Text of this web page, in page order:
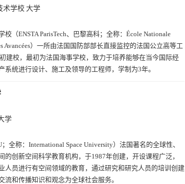
术学校 大学
校（ENSTA ParisTech、巴黎高科；全称：École Nationale
Avancées）一所由法国国防部部长直接监控的法国公立高等工
建校，最初为法国海事学校，致力于培养能够在当今国际经
系统进行设计、施工及领导的工程师，学制为3年。
学
全称：International Space University）法国著名的全球性、
的创新空间科学教育机构，于1987年创建，开设课程广泛，
人员进行有空间领域的教育，通过研究和研究人员的培训创建
流和传播知识和观念为全球社会服务。